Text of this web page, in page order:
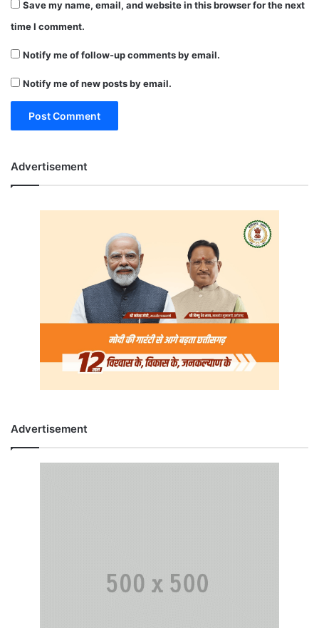
Save my name, email, and website in this browser for the next
time I comment.
Notify me of follow-up comments by email.
Notify me of new posts by email.
Advertisement
Advertisement